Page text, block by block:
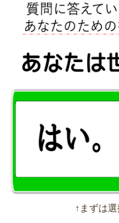
↑まずは